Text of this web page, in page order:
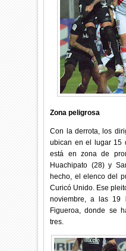
Zona peligrosa
Con la derrota, los
ubican en el lugar 15
está en zona de
Huachipato (28) y
hecho, el elenco del
Curicó Unido. Ese
noviembre, a las 19
Figueroa, donde se
tres.